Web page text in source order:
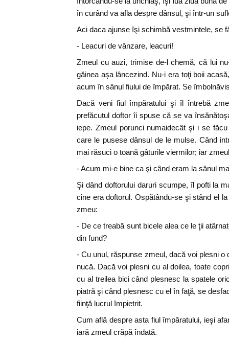
în curând va afla despre dânsul, şi într-un
Aci daca ajunse îşi schimbă vestmintele, se
- Leacuri de vânzare, leacuri!
Zmeul cu auzi, trimise de-l chemă, că lui
găinea aşa lâncezind. Nu-i era toţi boii
acum în sânul fiului de împărat. Se
Dacă veni fiul împăratului şi îl întrebă
prefăcutul doftor îi spuse că se va
iepe. Zmeul porunci numaidecât şi i se
care le pusese dânsul de le mulse. Când
mai răsuci o toană gâturile viermilor; iar
- Acum mi-e bine ca şi când eram la sânul
Şi dând doftorului daruri scumpe, îl pofti la
cine era doftorul. Ospătându-se şi stând el
zmeu:
- De ce treabă sunt bicele alea ce le ţii
din fund?
- Cu unul, răspunse zmeul, dacă voi plesni o
nucă. Dacă voi plesni cu al doilea, toate
cu al treilea bici când plesnesc la spatele
piatră şi când plesnesc cu el în faţă, se
fiinţă lucrul împietrit.
Cum află despre asta fiul împăratului, ieşi
iară zmeul crăpă îndată.